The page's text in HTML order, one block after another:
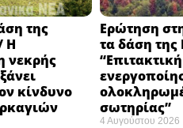
της
Η
νεκρής
κίνδυνο
Ερώτηση
τα δάση της
σωτηρίας”
4 Αυγούστου 2026